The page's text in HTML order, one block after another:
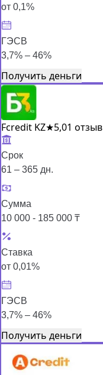
от 0,1%
ГЭСВ
3,7% – 46%
Получить деньги
Fcredit KZ★5,01 отзыв
Срок
61 – 365 дн.
Сумма
10 000 - 185 000 ₸
Ставка
от 0,01%
ГЭСВ
3,7% – 46%
Получить деньги